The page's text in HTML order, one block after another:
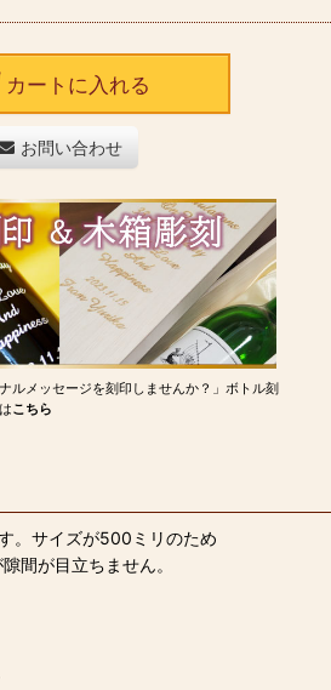
カートに入れる
お問い合わせ
ルメッセージを刻印しませんか？」ボトル刻
こちら
。サイズが500ミリのため
間が目立ちません。